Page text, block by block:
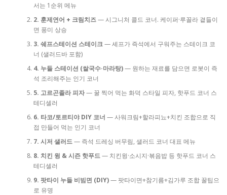
서는 1순위 메뉴
2. 훈제연어 + 크림치즈— 시그니처 콜드 코너. 케이퍼·루꼴라 곁들이
면 풍미 상승
3. 쉐프스테이션 스테이크— 셰프가 즉석에서 구워주는 스테이크 코
너 (샐러드바 포함)
4. 누들 스테이션 (쌀국수·마라탕)— 원하는 재료를 담으면 로봇이 즉
석 조리해주는 인기 코너
5. 고르곤졸라 피자— 꿀 찍어 먹는 화덕 스타일 피자, 핫푸드 코너 스
테디셀러
6. 타코/토르티야 DIY 코너 — 사워크림+할라피뇨+치킨 조합으로 직
접 만들어 먹는 인기 코너
7. 시저 샐러드— 즉석 드레싱 버무림, 샐러드 코너 대표 메뉴
8. 치킨 윙 & 시즌 핫푸드— 치킨윙·소시지·볶음밥 등 핫푸드 코너 스
테디셀러
9. 팟타이 누들 비빔면 (DIY)— 팟타이면+참기름+김가루 조합 꿀팁으
로 유명